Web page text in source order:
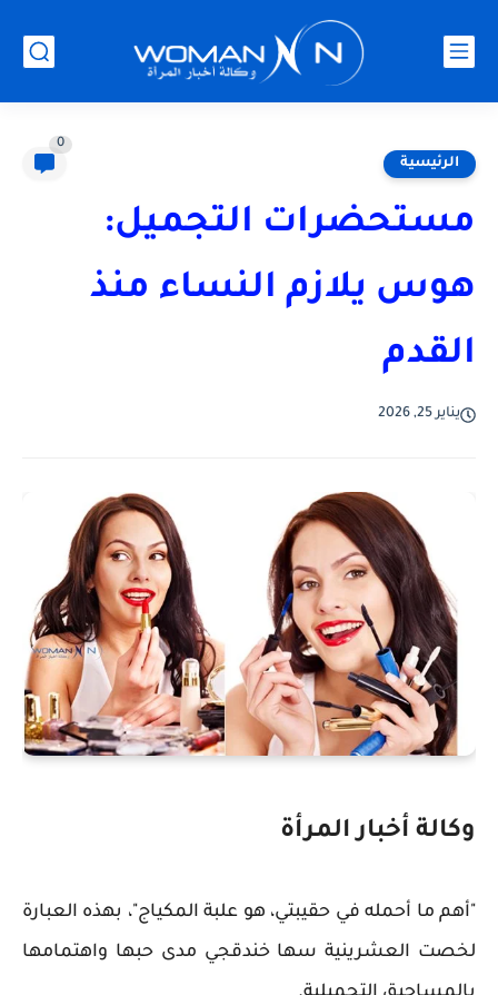
الرئيسية
0
مستحضرات التجميل:
هوس يلازم النساء منذ
القدم
يناير 25, 2026
وكالة أخبار المرأة
"أهم ما أحمله في حقيبتي، هو علبة المكياج"، بهذه العبارة
لخصت العشرينية سها خندقجي مدى حبها واهتمامها